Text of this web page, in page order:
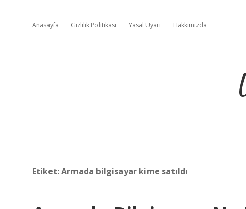
Anasayfa Gizlilik Politikası Yasal Uyarı Hakkımızda
Etiket:Armada bilgisayar kime satıldı